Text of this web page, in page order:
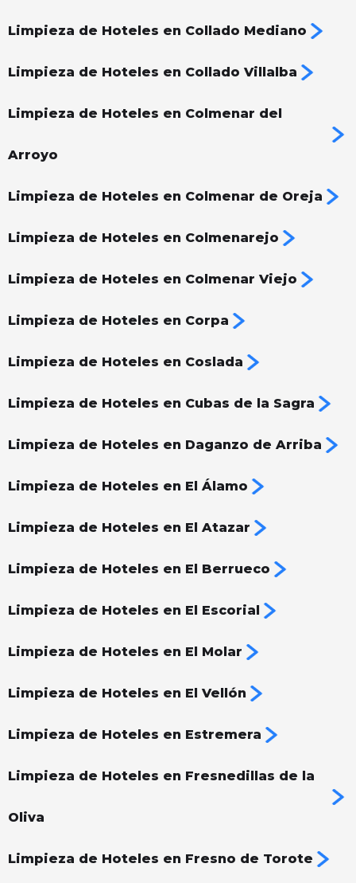
Limpieza de Hoteles en Collado Mediano
Limpieza de Hoteles en Collado Villalba
Limpieza de Hoteles en Colmenar del
Arroyo
Limpieza de Hoteles en Colmenar de Oreja
Limpieza de Hoteles en Colmenarejo
Limpieza de Hoteles en Colmenar Viejo
Limpieza de Hoteles en Corpa
Limpieza de Hoteles en Coslada
Limpieza de Hoteles en Cubas de la Sagra
Limpieza de Hoteles en Daganzo de Arriba
Limpieza de Hoteles en El Álamo
Limpieza de Hoteles en El Atazar
Limpieza de Hoteles en El Berrueco
Limpieza de Hoteles en El Escorial
Limpieza de Hoteles en El Molar
Limpieza de Hoteles en El Vellón
Limpieza de Hoteles en Estremera
Limpieza de Hoteles en Fresnedillas de la
Oliva
Limpieza de Hoteles en Fresno de Torote